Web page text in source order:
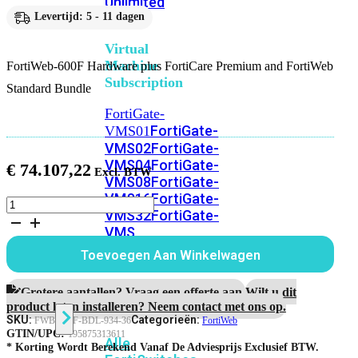
Virtual
Machine
Subscription
FortiGate-
VMS01FortiGate-
VMS02FortiGate-
VMS04FortiGate-
VMS08FortiGate-
VMS16FortiGate-
VMS32FortiGate-
VMS
Unlimited
Switch
Alle
Levertijd: 5 - 11 dagen
FortiWeb-600F Hardware plus FortiCare Premium and FortiWeb
Standard Bundle
€ 74.107,22
FortiWeb-
600F
Hardware
plus
3
jaar
FortiCare
Premium
and
FortiWeb
Standard
Toevoegen Aan Winkelwagen
Grotere aantallen? Vraag een offerte aan.Wilt u dit
product laten installeren? Neem contact met ons op.
SKU:FWB-600F-BDL-934-36Categorieën:FortiWeb
GTIN/UPC:195875313611
* Korting Wordt Berekend Vanaf De Adviesprijs Exclusief BTW.